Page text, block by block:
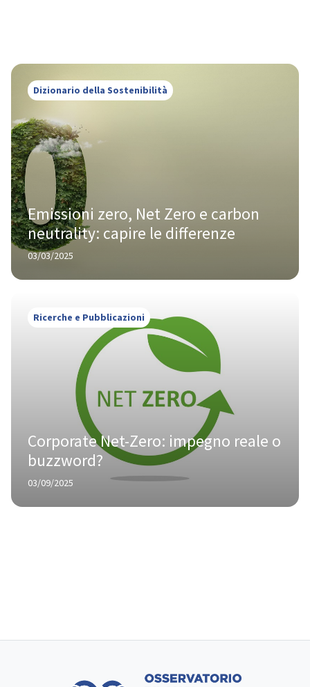
Dizionario della Sostenibilità
Emissioni zero, Net Zero e carbon
neutrality: capire le differenze
03/03/2025
Ricerche e Pubblicazioni
Corporate Net-Zero: impegno reale o
buzzword?
03/09/2025